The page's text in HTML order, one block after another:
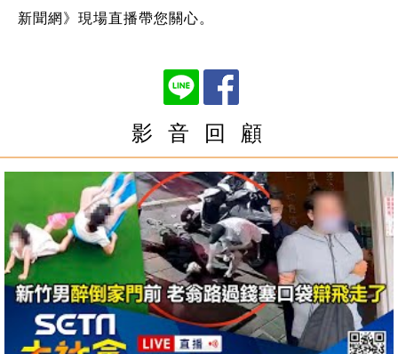
新聞網》現場直播帶您關心。
影 音 回 顧